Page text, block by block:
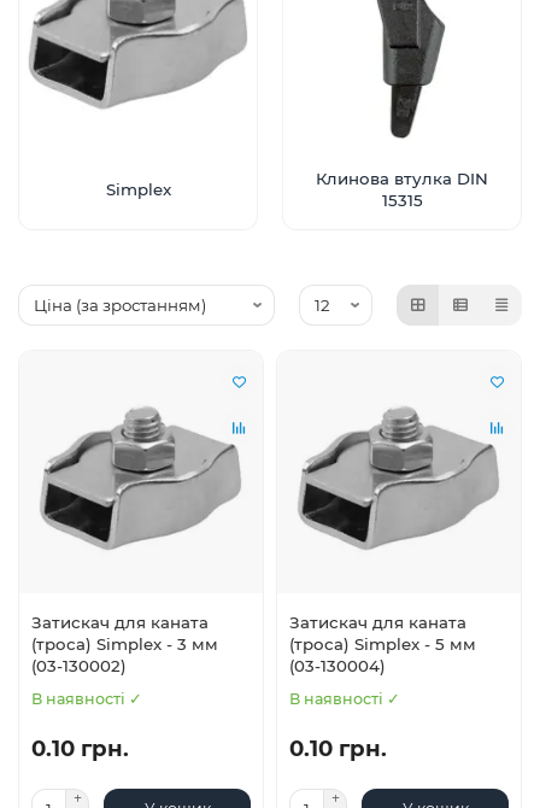
Simplex
Клинова втулка DIN
15315
Затискач для каната
(троса) Simplex - 3 мм
(03-130002)
В наявності ✓
0.10 грн.
Затискач для каната
(троса) Simplex - 5 мм
(03-130004)
В наявності ✓
0.10 грн.